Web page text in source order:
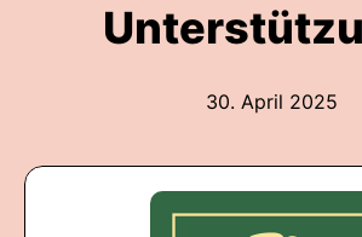
30. April 2025